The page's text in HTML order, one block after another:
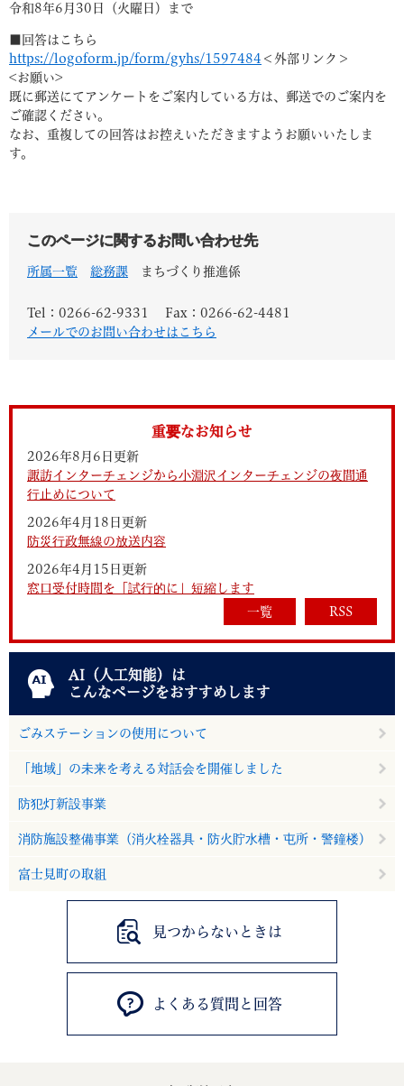
令和8年6月30日（火曜日）まで
■回答はこちら
https://logoform.jp/form/gyhs/1597484 ＜外部リンク＞
<お願い>
既に郵送にてアンケートをご案内している方は、郵送でのご案内を
ご確認ください。
なお、重複しての回答はお控えいただきますようお願いいたしま
す。
このページに関するお問い合わせ先
所属一覧 総務課 まちづくり推進係
Tel：0266-62-9331
Fax：0266-62-4481
メールでのお問い合わせはこちら
重要なお知らせ
2026年8月6日更新
諏訪インターチェンジから小淵沢インターチェンジの夜間通
行止めについて
2026年4月18日更新
防災行政無線の放送内容
2026年4月15日更新
窓口受付時間を「試行的に」短縮します
一覧
RSS
AI（人工知能）は
こんなページをおすすめします
ごみステーションの使用について
「地域」の未来を考える対話会を開催しました
防犯灯新設事業
消防施設整備事業（消火栓器具・防火貯水槽・屯所・警鐘楼）
富士見町の取組
見つからないときは
よくある質問と回答